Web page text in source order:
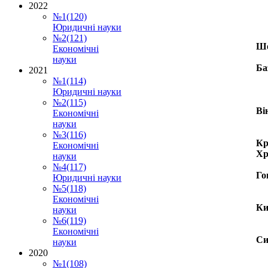
2022
№1(120)
Юридичні науки
№2(121)
Економічні
науки
2021
№1(114)
Юридичні науки
№2(115)
Економічні
науки
№3(116)
Економічні
науки
№4(117)
Юридичні науки
№5(118)
Економічні
науки
№6(119)
Економічні
науки
2020
№1(108)